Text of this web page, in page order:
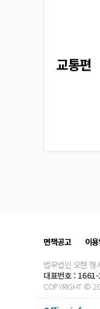
교통편
면책공고 이
법무법인 오현 형
대표번호 :
COPYRIGHT ©